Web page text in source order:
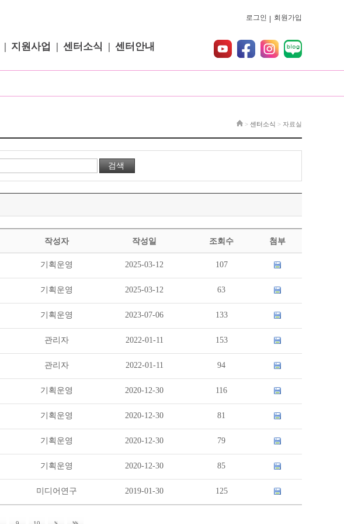
로그인 회원가입
지원사업 센터소식 센터안내
> 센터소식 > 자료실
작성자 작성일 조회수 첨부
기획운영 2025-03-12 107
기획운영 2025-03-12 63
기획운영 2023-07-06 133
관리자 2022-01-11 153
관리자 2022-01-11 94
기획운영 2020-12-30 116
기획운영 2020-12-30 81
기획운영 2020-12-30 79
기획운영 2020-12-30 85
미디어연구 2019-01-30 125